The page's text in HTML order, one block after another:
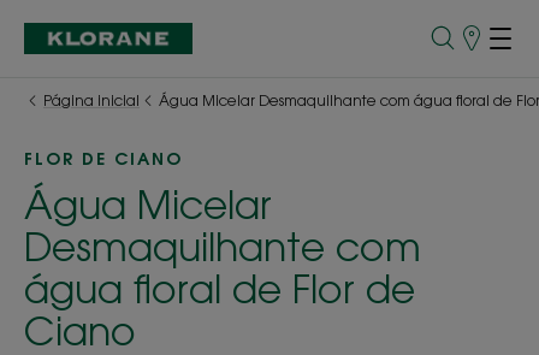
Pontos
Página inicial
Água Micelar Desmaquilhante com água floral de
FLOR DE CIANO
Água Micelar
Desmaquilhante com
água floral de Flor de
Ciano